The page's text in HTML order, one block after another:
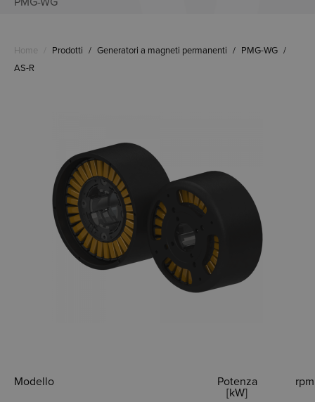
Home Prodotti / Generatori a magneti permanenti / PMG-WG /
AS-R
Modello
Potenza
[kW]
rpm